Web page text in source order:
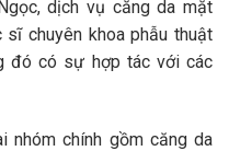
dịch vụ căng da mặt
chuyên khoa phẫu thuật
đó có sự hợp tác với các
nhóm chính gồm căng da